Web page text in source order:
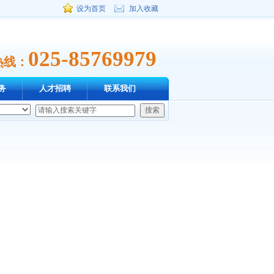
设为首页 加入收藏
： 025-85769979
人才招聘 联系我们